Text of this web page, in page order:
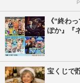
《“終わ
ぽか』『
宝くじで